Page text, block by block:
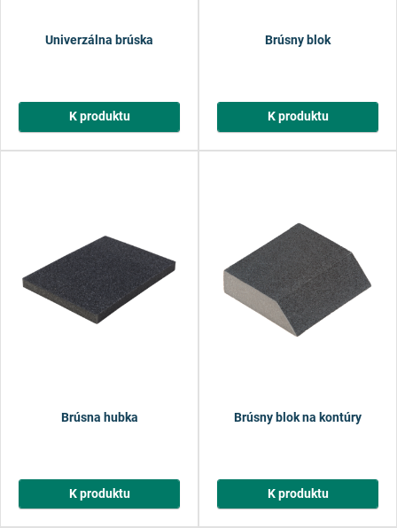
Univerzálna brúska
K produktu
Brúsny blok
K produktu
Brúsna hubka
K produktu
Brúsny blok na kontúry
K produktu